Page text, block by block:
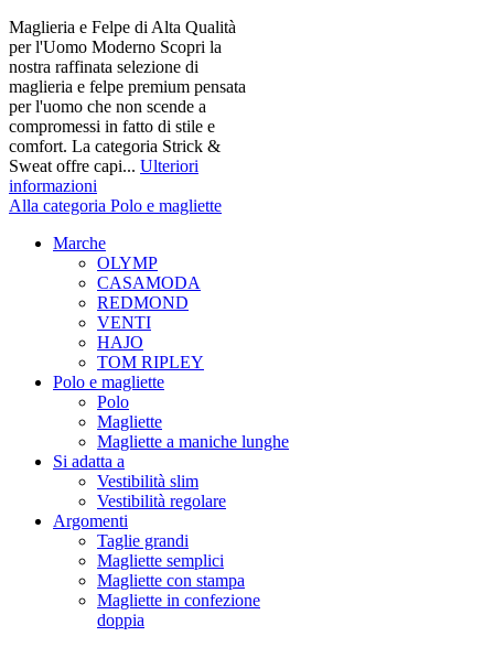
Maglieria e Felpe di Alta Qualità
per l'Uomo Moderno Scopri la
nostra raffinata selezione di
maglieria e felpe premium pensata
per l'uomo che non scende a
compromessi in fatto di stile e
comfort. La categoria Strick &
Sweat offre capi... Ulteriori
informazioni
Alla categoria Polo e magliette
Marche
OLYMP
CASAMODA
REDMOND
VENTI
HAJO
TOM RIPLEY
Polo e magliette
Polo
Magliette
Magliette a maniche lunghe
Si adatta a
Vestibilità slim
Vestibilità regolare
Argomenti
Taglie grandi
Magliette semplici
Magliette con stampa
Magliette in confezione
doppia